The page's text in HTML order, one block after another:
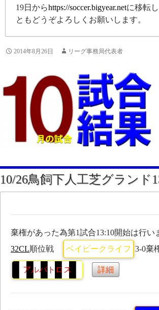
19日からhttps://soccer.bigyear.netに移転
ともどうぞよろしくお願いします。
2014年8月26日 リーグ事務局代表者
10/26鳥飼下人工芝グランド
棄権があった為第1試合13:10開始は行い
32CL順位戦 ベイビークライフ 3-0棄
アルバトロス 詳細